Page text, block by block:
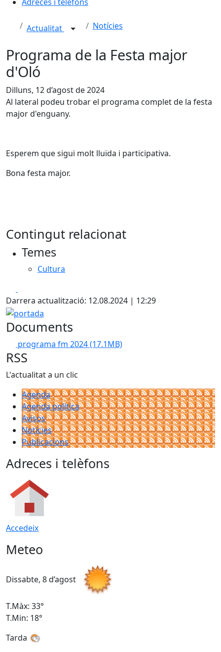
Actualitat Notícies
Programa de la Festa major
d'Oló
Dilluns, 12 d’agost de 2024
Al lateral podeu trobar el programa complet de la festa
major d'enguany.
Esperem que sigui molt lluïda i participativa.
Bona festa major.
Contingut relacionat
Temes
Cultura
Darrera actualització: 12.08.2024 | 12:29
portada
Documents
programa fm 2024(17.1MB)
RSS
L'actualitat a un clic
Agenda
Agenda política
Avisos
Notícies
Publicacions
Adreces i telèfons
Accedeix
Meteo
Dissabte, 8 d’agost
T.Màx: 33°
T.Min: 18°
Tarda